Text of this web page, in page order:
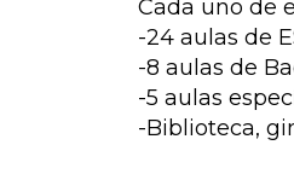
Cada uno de
-24 aulas de
-8 aulas de
-5 aulas
-Biblioteca,